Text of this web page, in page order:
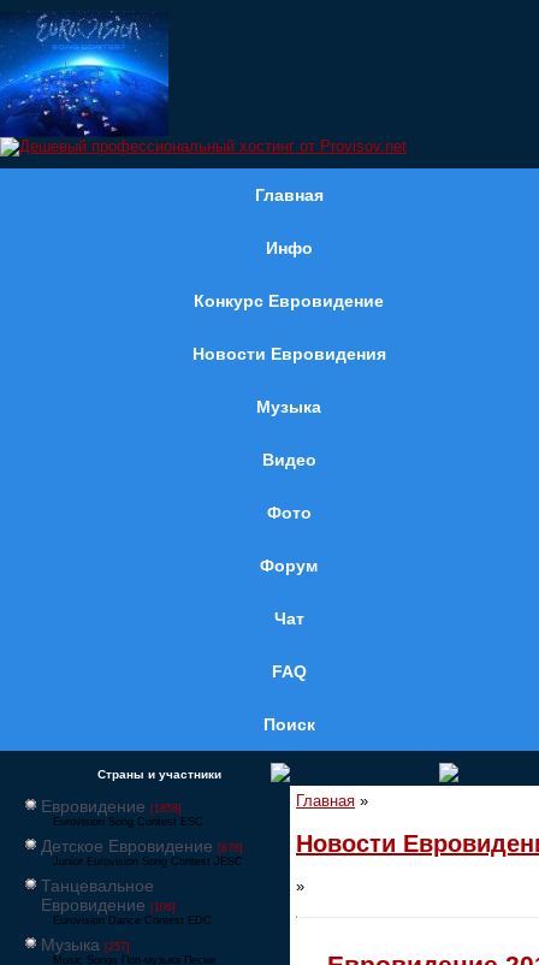
Главная
Инфо
Конкурс Евровидение
Новости Евровидения
Музыка
Видео
Фото
Форум
Чат
FAQ
Поиск
Страны и участники
Евровидение [1858]
Eurovision Song Contest ESC
Детское Евровидение [878]
Junior Eurovision Song Contest JESC
Танцевальное
Евровидение [106]
Eurovision Dance Contest EDC
Музыка [257]
Music Songs Поп-музыка Песни
Главная »
Новости
»